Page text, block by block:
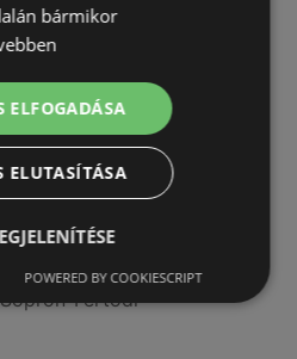
ajánlatai
újságjai
aktuális akciós újságjai
újságjai
Fertődi
bármikor
ELFOGADÁSA
ELUTASÍTÁSA
POWERED BY COOKIESCRIPT